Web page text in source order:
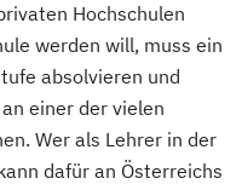
Hochschulen
werden will, muss ein
absolvieren und
einer der vielen
Wer als Lehrer in der
dafür an Österreichs